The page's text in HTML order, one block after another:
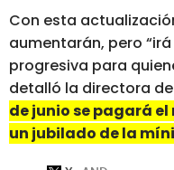
Con esta
aumentarán, pero
progresiva para
detalló la directora de
de junio se pagará
un jubilado de la